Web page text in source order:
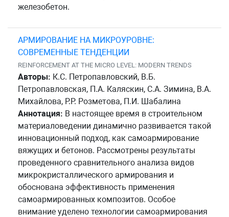
железобетон.
АРМИРОВАНИЕ НА МИКРОУРОВНЕ:
СОВРЕМЕННЫЕ ТЕНДЕНЦИИ
REINFORCEMENT AT THE MICRO LEVEL: MODERN TRENDS
Авторы: К.С. Петропавловский, В.Б.
Петропавловская, П.А. Каляскин, С.А. Зимина, В.А.
Михайлова, Р.Р. Розметова, П.И. Шабалина
Аннотация: В настоящее время в строительном
материаловедении динамично развивается такой
инновационный подход, как самоармирование
вяжущих и бетонов. Рассмотрены результаты
проведенного сравнительного анализа видов
микрокристаллического армирования и
обоснована эффективность применения
самоармированных композитов. Особое
внимание уделено технологии самоармирования